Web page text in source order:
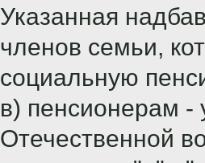
Указанная
членов семьи,
социальную
в) пенсионерам -
Отечественной